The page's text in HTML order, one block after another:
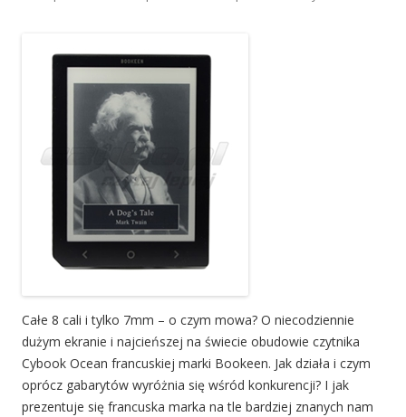
Całe 8 cali i tylko 7mm – o czym mowa? O niecodziennie
dużym ekranie i najcieńszej na świecie obudowie czytnika
Cybook Ocean francuskiej marki Bookeen. Jak działa i czym
oprócz gabarytów wyróżnia się wśród konkurencji? I jak
prezentuje się francuska marka na tle bardziej znanych nam